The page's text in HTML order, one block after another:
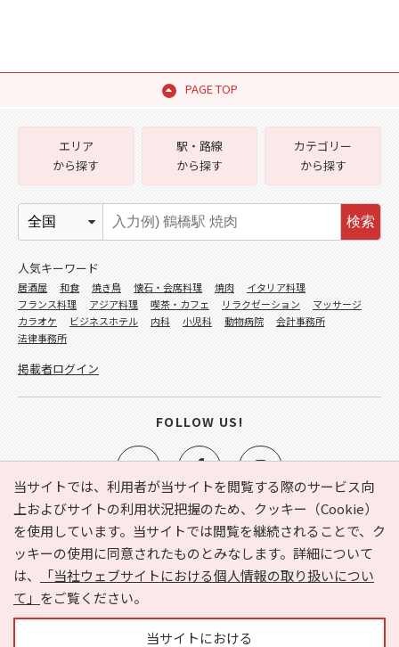
PAGE TOP
当サイトでは、利用者が当サイトを閲覧する際のサービス向
上およびサイトの利用状況把握のため、クッキー（Cookie）
を使用しています。当サイトでは閲覧を継続されることで、ク
ッキーの使用に同意されたものとみなします。詳細について
は、
「当社ウェブサイトにおける個人情報の取り扱いについ
て」 をご覧ください。
当サイトにおける
e-NAVITA（イーナビタ）とは？ お気に入り
ヘルプ
利用規約
個人情報の取り扱いについて
運営会社
サイトマップ
広告掲載に関するお問い合わせ
エリア
から探す
駅・路線
から探す
カテゴリー
から探す
検索
人気キーワード
居酒屋 和食 焼き鳥 懐石・会席料理 焼肉
イタリア料理
フランス料理
アジア料理 喫茶・カフェ リラクゼーション
マッサージ
カラオケ
ビジネスホテル 内科 小児科 動物病院
会計事務所
法律事務所
掲載者ログイン
FOLLOW US!